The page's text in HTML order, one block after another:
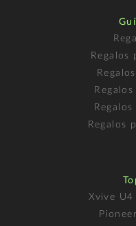
Regalos
Regalos
Xvive U4